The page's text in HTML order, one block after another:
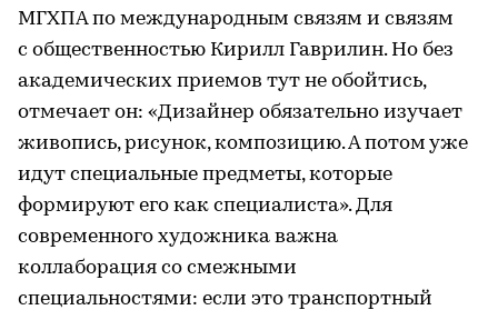
МГХПА по международным связям и связям
с общественностью Кирилл Гаврилин. Но без
академических приемов тут не обойтись,
отмечает он: «Дизайнер обязательно изучает
живопись, рисунок, композицию. А потом уже
идут специальные предметы, которые
формируют его как специалиста». Для
современного художника важна
коллаборация со смежными
специальностями: если это транспортный